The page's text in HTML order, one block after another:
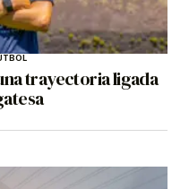
trayectoria ligada